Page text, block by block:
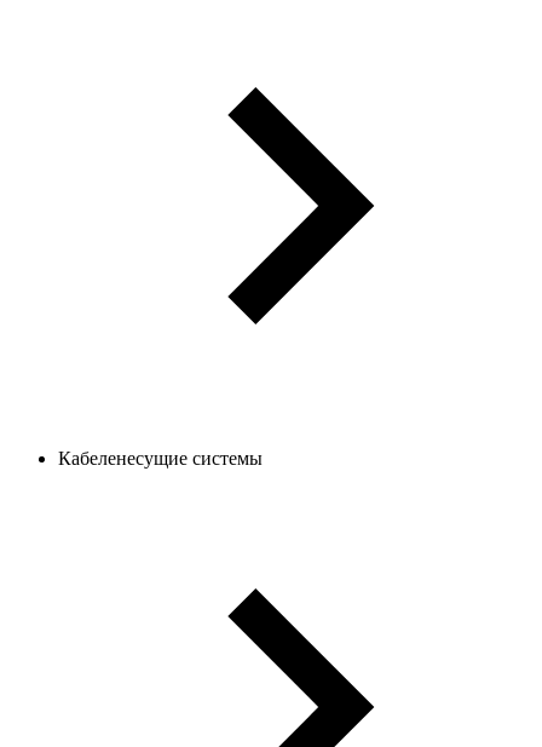
Кабеленесущие системы